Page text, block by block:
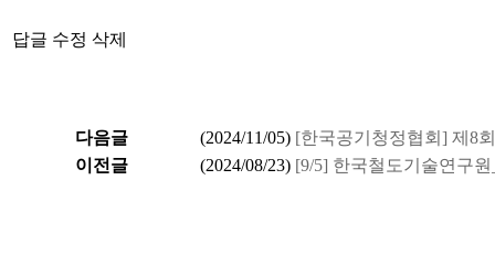
답글 수정 삭제
다음글 (2024/11/05) [한국공기청정협회] 제8
이전글
(2024/08/23) [9/5] 한국철도기술연구